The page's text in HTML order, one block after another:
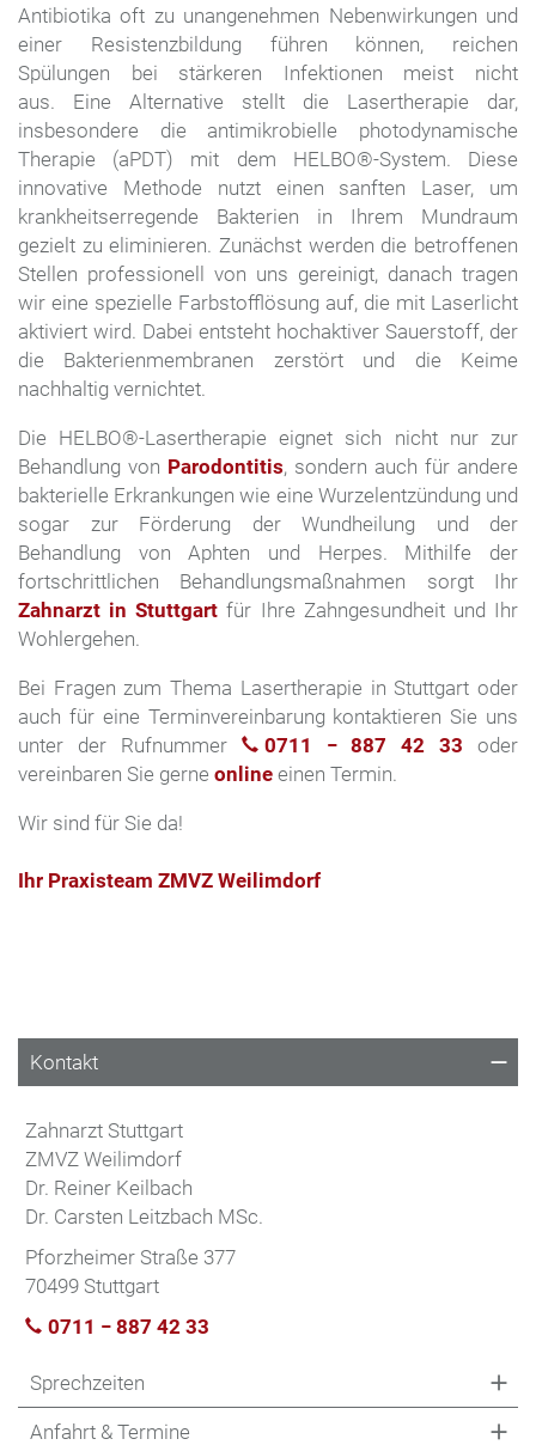
Antibiotika oft zu unangenehmen Nebenwirkungen und
einer Resistenzbildung führen können, reichen
Spülungen bei stärkeren Infektionen meist nicht
aus. Eine Alternative stellt die Lasertherapie dar,
insbesondere die antimikrobielle photodynamische
Therapie (aPDT) mit dem HELBO®-System. Diese
innovative Methode nutzt einen sanften Laser, um
krankheitserregende Bakterien in Ihrem Mundraum
gezielt zu eliminieren. Zunächst werden die betroffenen
Stellen professionell von uns gereinigt, danach tragen
wir eine spezielle Farbstofflösung auf, die mit Laserlicht
aktiviert wird. Dabei entsteht hochaktiver Sauerstoff, der
die Bakterienmembranen zerstört und die Keime
nachhaltig vernichtet.
Die HELBO®-Lasertherapie eignet sich nicht nur zur
Behandlung von Parodontitis, sondern auch für andere
bakterielle Erkrankungen wie eine Wurzelentzündung und
sogar zur Förderung der Wundheilung und der
Behandlung von Aphten und Herpes. Mithilfe der
fortschrittlichen Behandlungsmaßnahmen sorgt Ihr
Zahnarzt in Stuttgart für Ihre Zahngesundheit und Ihr
Wohlergehen.
Bei Fragen zum Thema Lasertherapie in Stuttgart oder
auch für eine Terminvereinbarung kontaktieren Sie uns
unter der Rufnummer
0711 − 887 42 33 oder
vereinbaren Sie gerne online einen Termin.
Wir sind für Sie da!
Ihr Praxisteam ZMVZ Weilimdorf
Kontakt
Zahnarzt Stuttgart
ZMVZ Weilimdorf
Dr. Reiner Keilbach
Dr. Carsten Leitzbach MSc.
Pforzheimer Straße 377
70499 Stuttgart
0711 − 887 42 33
Sprechzeiten
Anfahrt & Termine